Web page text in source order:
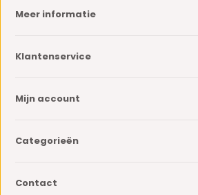
Meer informatie
Klantenservice
Mijn account
Categorieën
Contact